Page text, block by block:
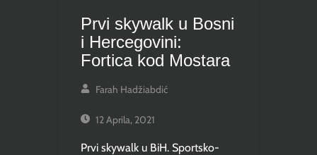
Prvi skywalk u Bosni
i Hercegovini:
Fortica kod Mostara
Farah Hadžiabdić
12 Aprila, 2021
Prvi skywalk u BiH. Sportsko-